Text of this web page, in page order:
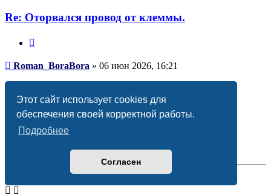
Этот сайт использует cookies для
обеспечения своей корректной работы.
Подробнее
Согласен
Re: Оторвался провод от клеммы.
Сообщение
Roman_BoraBora » 06 июн 2026, 16:21
20 апр 2023, 21:56
Смотря какой втулкой.
Второй вариант, ГМЛ. Интернет солидарен, что это